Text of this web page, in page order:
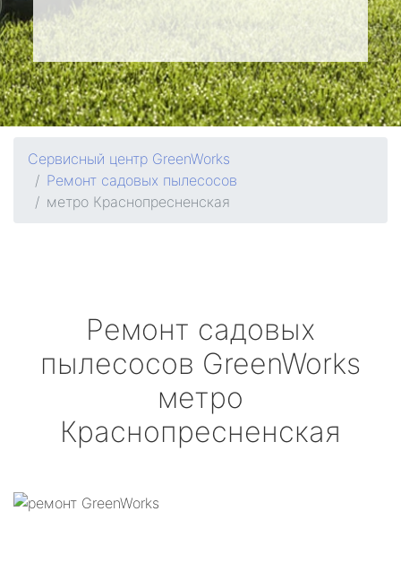
Сервисный центр GreenWorks
Ремонт садовых пылесосов
метро Краснопресненская
Ремонт садовых
пылесосов GreenWorks
метро
Краснопресненская